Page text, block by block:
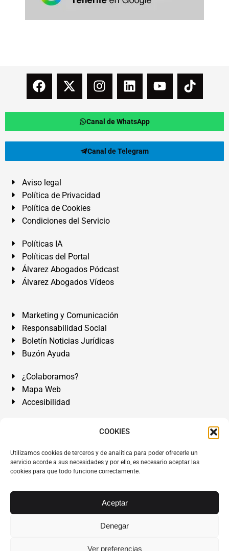
COOKIES
Utilizamos cookies de terceros y de analítica para poder ofrecerle un
servicio acorde a sus necesidades y por ello, es necesario aceptar las
cookies para que todo funcione correctamente.
Aceptar
Denegar
Ver preferencias
Canal de WhatsApp
Canal de Telegram
Aviso legal
Política de Privacidad
Política de Cookies
Condiciones del Servicio
Políticas IA
Políticas del Portal
Álvarez Abogados Pódcast
Álvarez Abogados Vídeos
Marketing y Comunicación
Responsabilidad Social
Boletín Noticias Jurídicas
Buzón Ayuda
¿Colaboramos?
Mapa Web
Accesibilidad
Álvarez Abogados Tenerife:Calle Teobaldo Power Nº 7,
de Tenerife. Islas Canarias.
Somos Abogados especialistas del Derecho desde 1954.
Tenerife Sur .Mejores Abogados Tenerife
Abogados colegiados y ejercientes del ICATF.